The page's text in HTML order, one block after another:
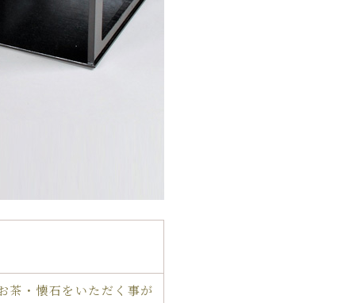
茶・懐石をいただく事が